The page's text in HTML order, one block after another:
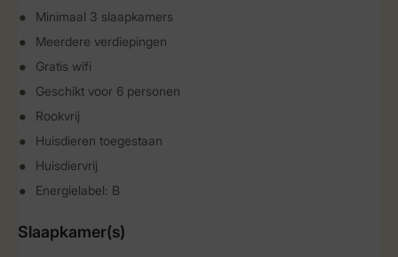
Minimaal 3 slaapkamers
Meerdere verdiepingen
Gratis wifi
Geschikt voor 6 personen
Rookvrij
Huisdieren toegestaan
Huisdiervrij
Energielabel: B
Slaapkamer(s)